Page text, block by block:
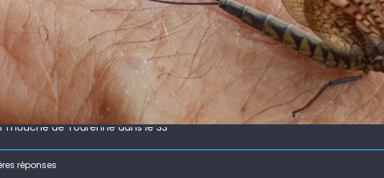
mouche de Tourenne dans le 33
réponses